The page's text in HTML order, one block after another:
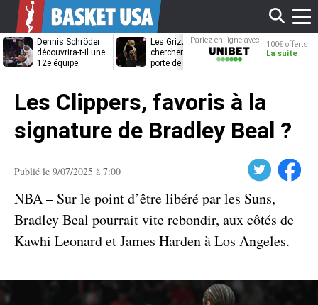
Dennis Schröder
découvrira-t-il une
12e équipe
Les Grizzlies
cherchent déjà une
porte de sortie
Dwane Casey
bientôt coach
Pariez en ligne avec
Unibet
100€ offerts
La suite →
Les Clippers, favoris à la
signature de Bradley Beal ?
Publié le 9/07/2025 à 7:00 Facebook
NBA – Sur le point d’être libéré par les Suns,
Bradley Beal pourrait vite rebondir, aux côtés de
Kawhi Leonard et James Harden à Los Angeles.